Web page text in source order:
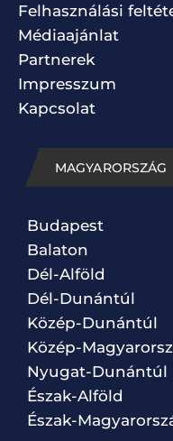
Felhasználási
Médiaajánlat
Partnerek
Impresszum
Kapcsolat
MAGYARORSZÁG
Budapest
Balaton
Dél-Alföld
Dél-Dunántúl
Közép-Dunántúl
Közép-
Nyugat-Dunántúl
Észak-Alföld
Észak-